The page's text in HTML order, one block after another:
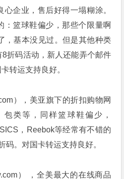
企业，售后好得一塌糊涂。
：篮球鞋偏少，那些个限量啊
，基本没见过。但是其他种类
折码活动，新人还能弄个邮件
转运支持良好。
），美亚旗下的折扣购物网
类等，同样篮球鞋偏少，
，Reebok等经常有不错的
码。对国卡转运支持良好。
） ，全美最大的在线商品